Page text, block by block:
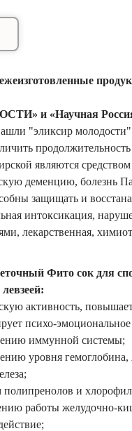
и «Научная
"эликсир молодости"
являются
деменцию, болезнь
защищать и
интоксикация,
лекарственная,
Фито сок для
активность,
психо-эмоциональное
иммунной системы;
уровня гемоглобина,
полипренолов и
работы желудочно-